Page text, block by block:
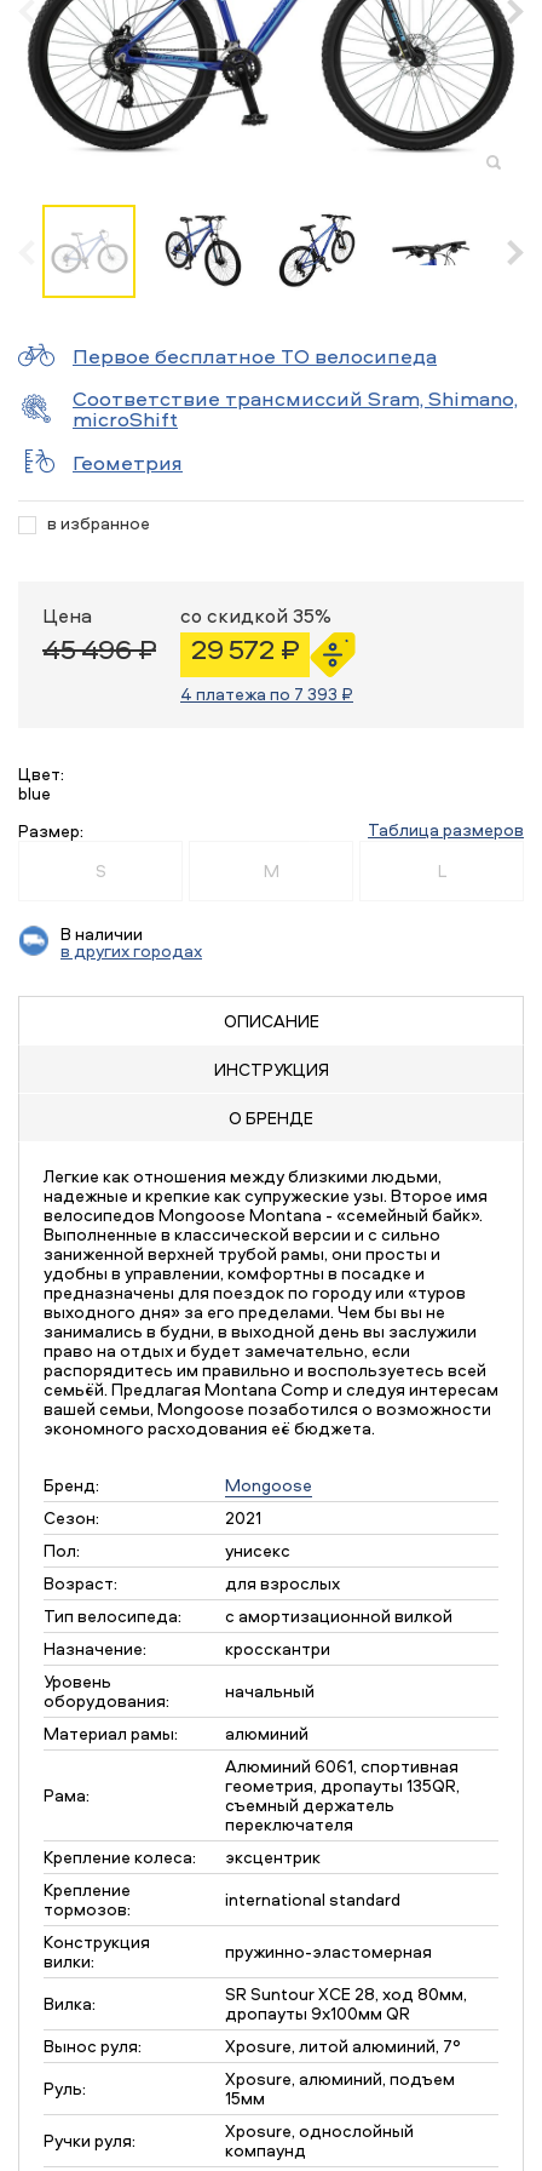
Первое бесплатное ТО велосипеда
Соответствие трансмиссий Sram, Shimano,
microShift
Геометрия
в избранное
Цена
45 496 ₽
со скидкой 35%
29 572 ₽
4 платежа по 7 393 ₽
Цвет:
blue
Размер:
Таблица размеров
S
M L
В наличии
в других городах
ОПИСАНИЕ
ИНСТРУКЦИЯ
О БРЕНДЕ
Легкие как отношения между близкими людьми,
надежные и крепкие как супружеские узы. Второе имя
велосипедов Mongoose Montana - «семейный байк».
Выполненные в классической версии и с сильно
заниженной верхней трубой рамы, они просты и
удобны в управлении, комфортны в посадке и
предназначены для поездок по городу или «туров
выходного дня» за его пределами. Чем бы вы не
занимались в будни, в выходной день вы заслужили
право на отдых и будет замечательно, если
распорядитесь им правильно и воспользуетесь всей
семьёй. Предлагая Montana Comp и следуя интересам
вашей семьи, Mongoose позаботился о возможности
экономного расходования её бюджета.
Бренд:
Mongoose
Сезон:
2021
Пол:
унисекс
Возраст:
для взрослых
Тип велосипеда:
с амортизационной вилкой
Назначение:
кросскантри
Уровень
оборудования:
начальный
Материал рамы:
алюминий
Рама:
Алюминий 6061, спортивная
геометрия, дропауты 135QR,
съемный держатель
переключателя
Крепление колеса:
эксцентрик
Крепление
тормозов:
international standard
Конструкция
вилки:
пружинно-эластомерная
Вилка:
SR Suntour XCE 28, ход 80мм,
дропауты 9x100мм QR
Вынос руля:
Xposure, литой алюминий, 7°
Руль:
Xposure, алюминий, подъем
15мм
Ручки руля:
Xposure, однослойный
компаунд